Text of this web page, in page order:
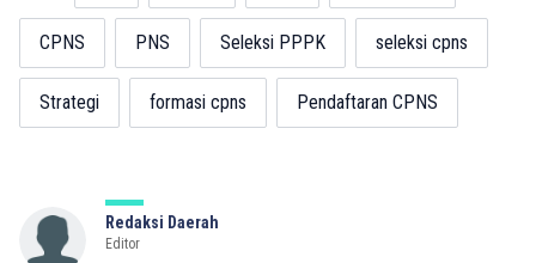
CPNS PNS Seleksi PPPK seleksi cpns
Strategi formasi cpns Pendaftaran CPNS
Redaksi Daerah
Editor